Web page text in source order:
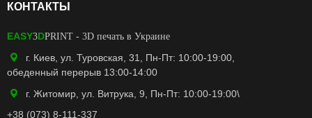
КОНТАКТЫ
EASY3DPRINT - 3D печать в Украине
г. Киев, ул. Туровская, 31, Пн-Пт: 10:00-19:00,
обеденный перерыв 13:00-14:00
г. Житомир, ул. Витрука, 9, Пн-Пт: 10:00-19:00\
+38 (073) 8-111-337